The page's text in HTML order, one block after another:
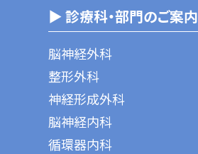
▶ 診療科・部門のご案内
脳神経外科
整形外科
神経形成外科
脳神経内科
循環器内科